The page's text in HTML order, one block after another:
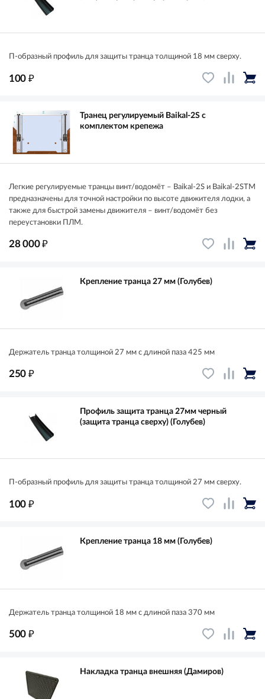
П-образный профиль для защиты транца толщиной 18 мм сверху.
100 ₽
Транец регулируемый Baikal-2S с
комплектом крепежа
Легкие регулируемые транцы винт/водомёт – Baikal-2S и Baikal-2STM
предназначены для точной настройки по высоте движителя лодки, а
также для быстрой замены движителя – винт/водомёт без
переустановки ПЛМ.
28 000₽
Крепление транца 27 мм (Голубев)
Держатель транца толщиной 27 мм с длиной паза 425 мм
250 ₽
Профиль защита транца 27мм черный
(защита транца сверху) (Голубев)
П-образный профиль для защиты транца толщиной 27 мм сверху.
100 ₽
Крепление транца 18 мм (Голубев)
Держатель транца толщиной 18 мм с длиной паза 370 мм
500 ₽
Накладка транца внешняя (Дамиров)